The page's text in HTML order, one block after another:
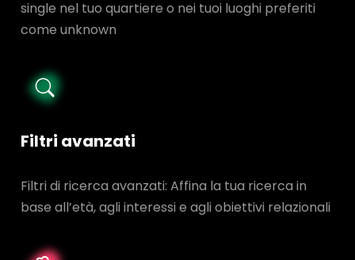
single nel tuo quartiere o nei tuoi luoghi preferiti
come unknown
Filtri avanzati
Filtri di ricerca avanzati: Affina la tua ricerca in
base all’età, agli interessi e agli obiettivi relazionali